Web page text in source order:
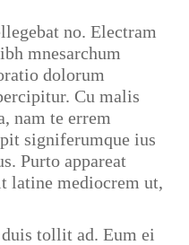
no. Electram
mnesarchum
dolorum
Cu malis
nam te errem
signiferumque ius
Purto appareat
latine mediocrem ut,
tollit ad. Eum ei